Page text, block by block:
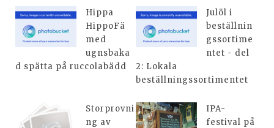
Hippa
HippoFä
med
ugnsbaka
d spätta på ruccolabädd
Julöl i
beställnin
gssortime
ntet - del
2: Lokala
beställningssortimentet
Storprovni
ng av
IPA-
festival på